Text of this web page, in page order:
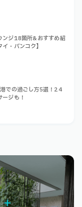
ンジ18箇所&おすすめ紹
・バンコク】
港での過ごし方5選！24
ジも！